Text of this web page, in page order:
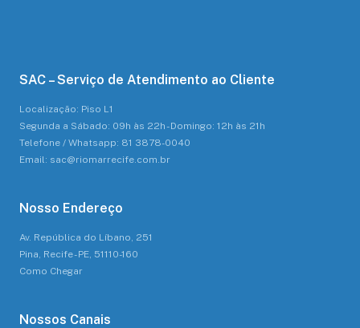
SAC – Serviço de Atendimento ao Cliente
Localização: Piso L1
Segunda a Sábado: 09h às 22h - Domingo: 12h às 21h
Telefone / Whatsapp: 81 3878-0040
Email: sac@riomarrecife.com.br
Nosso Endereço
Av. República do Líbano, 251
Pina, Recife - PE, 51110-160
Como Chegar
Nossos Canais